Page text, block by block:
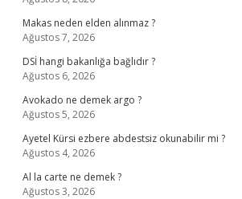
Makas neden elden alınmaz ?
Ağustos 7, 2026
DSİ hangi bakanlığa bağlıdır ?
Ağustos 6, 2026
Avokado ne demek argo ?
Ağustos 5, 2026
Ayetel Kürsi ezbere abdestsiz okunabilir mi ?
Ağustos 4, 2026
Al la carte ne demek ?
Ağustos 3, 2026